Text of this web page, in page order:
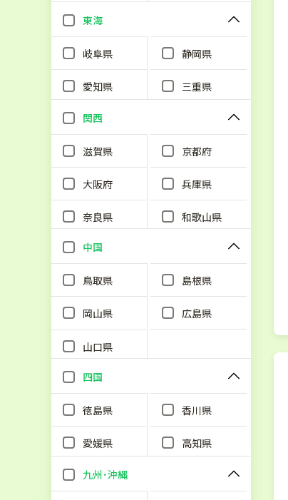
東海
岐阜県 静岡県
愛知県 三重県
関西
滋賀県 京都府
大阪府 兵庫県
奈良県 和歌山県
中国
鳥取県 島根県
岡山県 広島県
山口県
四国
徳島県 香川県
愛媛県 高知県
九州･沖縄